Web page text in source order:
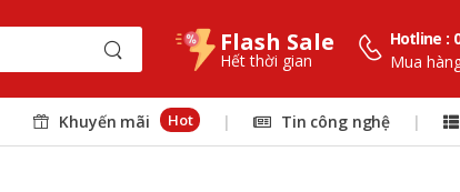
Flash Sale
Hết thời gian
Hotline :
Mua
Khuyến mãi Hot | Tin công nghệ |